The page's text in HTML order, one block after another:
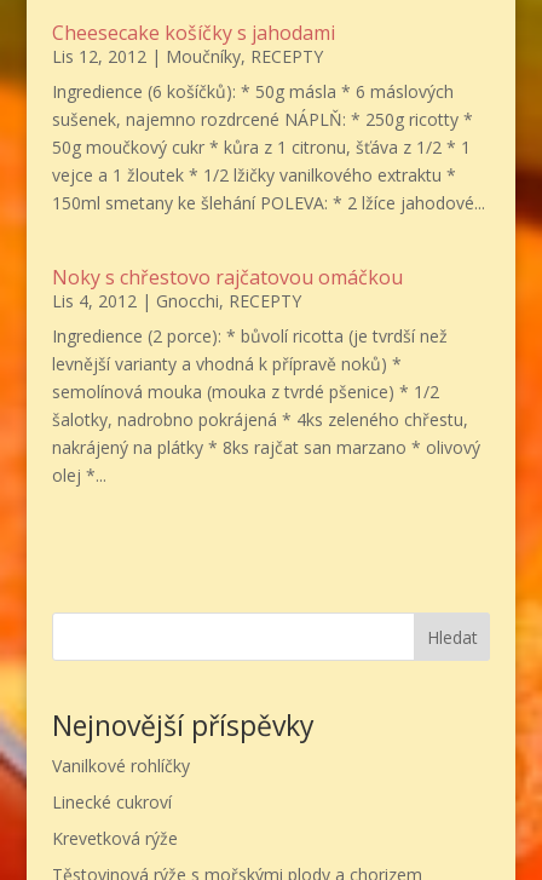
Cheesecake košíčky s jahodami
Lis 12, 2012| Moučníky, RECEPTY
Ingredience (6 košíčků): * 50g másla * 6 máslových
sušenek, najemno rozdrcené NÁPLŇ: * 250g ricotty *
50g moučkový cukr * kůra z 1 citronu, šťáva z 1/2 * 1
vejce a 1 žloutek * 1/2 lžičky vanilkového extraktu *
150ml smetany ke šlehání POLEVA: * 2 lžíce jahodové...
Noky s chřestovo rajčatovou omáčkou
Lis 4, 2012| Gnocchi, RECEPTY
Ingredience (2 porce): * bůvolí ricotta (je tvrdší než
levnější varianty a vhodná k přípravě noků) *
semolínová mouka (mouka z tvrdé pšenice) * 1/2
šalotky, nadrobno pokrájená * 4ks zeleného chřestu,
nakrájený na plátky * 8ks rajčat san marzano * olivový
olej *...
Hledat
Nejnovější příspěvky
Vanilkové rohlíčky
Linecké cukroví
Krevetková rýže
Těstovinová rýže s mořskými plody a chorizem